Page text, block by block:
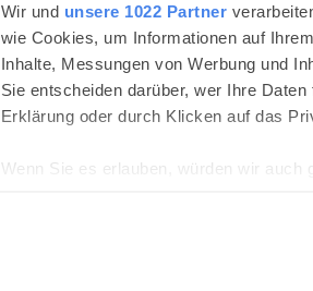
Wir und unsere 1022 Partner
wie Cookies, um Informationen auf
Inhalte, Messungen von Werbung und
Sie entscheiden darüber, wer Ihre
Erklärung oder durch Klicken auf das
Wenn Sie es erlauben, würden wir auch
Erfahren Sie mehr darüber, wie Ihre